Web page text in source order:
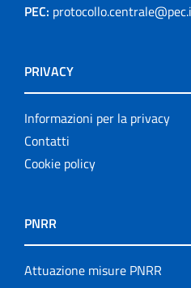
PEC:
PRIVACY
Informazioni per la privacy
Contatti
Cookie policy
PNRR
Attuazione misure PNRR